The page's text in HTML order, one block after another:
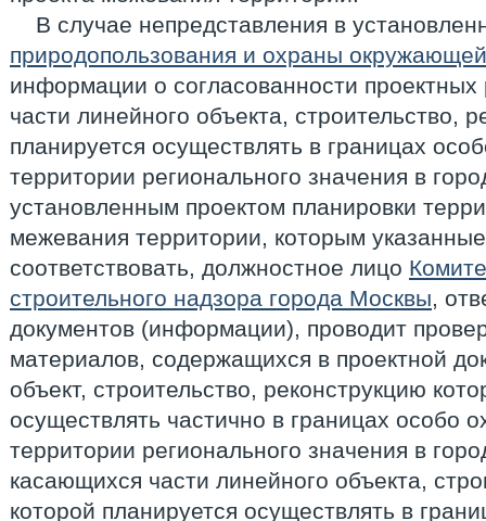
В случае непредставления в
природопользования и охраны
информации о согласованности
части линейного объекта, строительство,
планируется осуществлять в границах
территории регионального значения в
установленным проектом планировки
межевания территории, которым
соответствовать, должностное лицо
строительного надзора города Москвы,
документов (информации), проводит
материалов, содержащихся в проектной
объект, строительство, реконструкцию
осуществлять частично в границах особо
территории регионального значения в
касающихся части линейного объекта,
которой планируется осуществлять в